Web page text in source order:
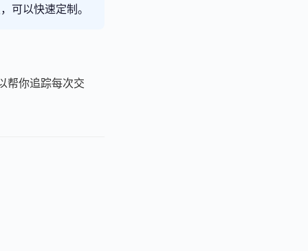
可以快速定制。
帮你追踪每次交